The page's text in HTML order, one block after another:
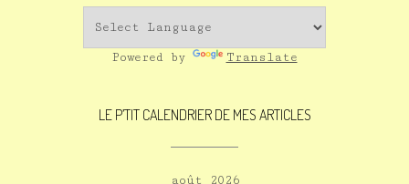
Powered by Translate
LE P’TIT CALENDRIER DE MES ARTICLES
août 2026